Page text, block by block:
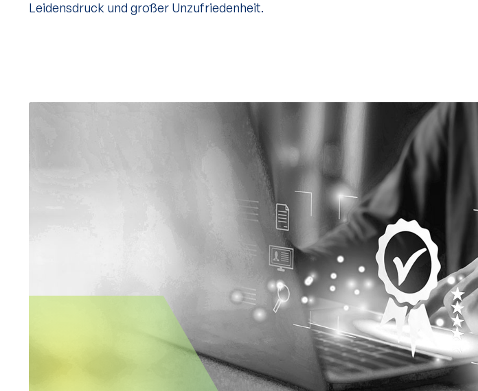
Leidensdruck und großer Unzufriedenheit.